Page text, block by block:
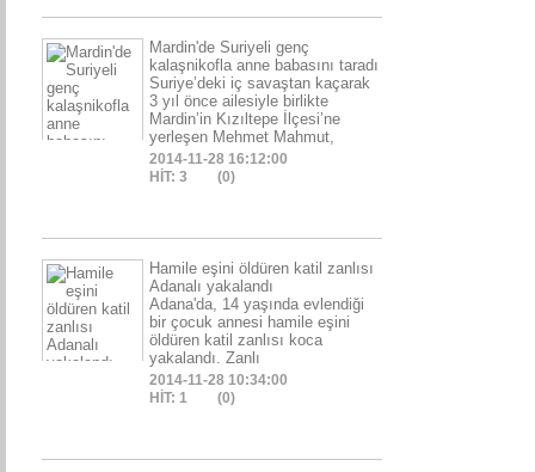
Mardin'de Suriyeli genç
kalaşnikofla anne babasını taradı
Suriye’deki iç savaştan kaçarak
3 yıl önce ailesiyle birlikte
Mardin’in Kızıltepe İlçesi’ne
yerleşen Mehmet Mahmut,
2014-11-28 16:12:00
HİT: 3
(0)
Hamile eşini öldüren katil zanlısı
Adanalı yakalandı
Adana'da, 14 yaşında evlendiği
bir çocuk annesi hamile eşini
öldüren katil zanlısı koca
yakalandı. Zanlı
2014-11-28 10:34:00
HİT: 1
(0)